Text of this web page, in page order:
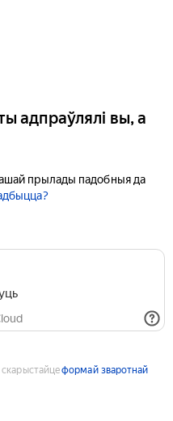
адпраўлялі вы, а
прылады падобныя да
скарыстайцеформай зваротнай